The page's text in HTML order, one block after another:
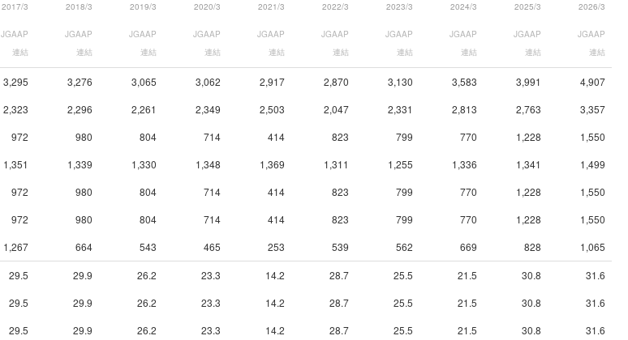
2017/3 2018/3 2019/3 2020/3 2021/3 2022/3 2023/3 2024/3 2025/3 2026/3
JGAAP
連結
JGAAP
連結
JGAAP
連結
JGAAP
連結
JGAAP
連結
JGAAP
連結
JGAAP
連結
JGAAP
連結
JGAAP
連結
JGAAP
連結
3,295 3,276 3,065 3,062 2,917 2,870 3,130 3,583 3,991 4,907
2,323 2,296 2,261 2,349 2,503 2,047 2,331 2,813 2,763 3,357
972 980 804 714 414 823 799 770 1,228 1,550
1,351 1,339 1,330 1,348 1,369 1,311 1,255 1,336 1,341 1,499
972 980 804 714 414 823 799 770 1,228 1,550
972 980 804 714 414 823 799 770 1,228 1,550
1,267 664 543 465 253 539 562 669 828 1,065
29.5 29.9 26.2 23.3 14.2 28.7 25.5 21.5 30.8 31.6
29.5 29.9 26.2 23.3 14.2 28.7 25.5 21.5 30.8 31.6
29.5 29.9 26.2 23.3 14.2 28.7 25.5 21.5 30.8 31.6